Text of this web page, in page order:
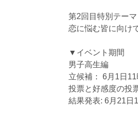
第2回目特別テーマ
恋に悩む皆に向け
▼イベント期間
男子高生編
立候補： 6月1日
投票と好感度の投
結果発表: 6月21日